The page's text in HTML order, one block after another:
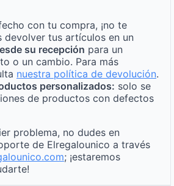
con tu compra, ¡no te
devolver tus artículos en un
su recepción para un
o un cambio. Para más
nuestra política de devolución.
personalizados: solo se
de productos con defectos
problema, no dudes en
de Elregalounico a través
; ¡estaremos